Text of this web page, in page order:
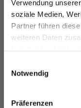
Verwendung
soziale Medien,
Partner führen
weiteren Daten
haben oder die sie
Notwendig
Präferenzen
DROPS
und